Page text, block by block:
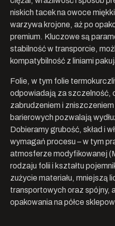
niskich tacek na owoce
warzywa krojone, aż po
premium. Kluczowe są
stabilność w transporcie,
kompatybilność z liniami
Folie, w tym folie
odpowiadają za szczelność,
zabrudzeniem i
barierowych pozwalają
Dobieramy grubość, skład i
wymagań procesu – w tym
atmosferze modyfikowanej
rodzaju folii i kształtu
zużycie materiału, mniejszą
transportowych oraz spójny,
opakowania na półce